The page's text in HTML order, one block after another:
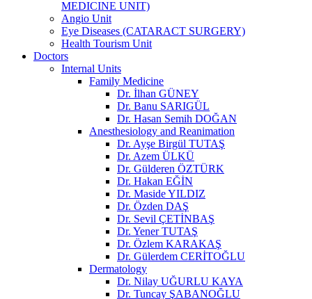
MEDICINE UNIT)
Angio Unit
Eye Diseases (CATARACT SURGERY)
Health Tourism Unit
Doctors
Internal Units
Family Medicine
Dr. İlhan GÜNEY
Dr. Banu SARIGÜL
Dr. Hasan Semih DOĞAN
Anesthesiology and Reanimation
Dr. Ayşe Birgül TUTAŞ
Dr. Azem ÜLKÜ
Dr. Gülderen ÖZTÜRK
Dr. Hakan EĞİN
Dr. Maside YILDIZ
Dr. Özden DAŞ
Dr. Sevil ÇETİNBAŞ
Dr. Yener TUTAŞ
Dr. Özlem KARAKAŞ
Dr. Gülerdem CERİTOĞLU
Dermatology
Dr. Nilay UĞURLU KAYA
Dr. Tuncay ŞABANOĞLU